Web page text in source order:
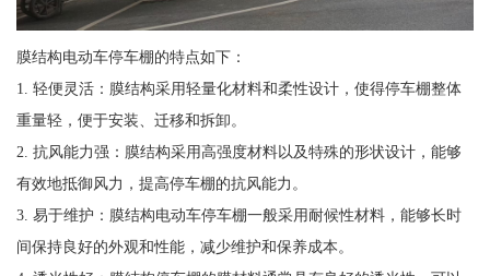
膜结构电动车停车棚的特点如下：
1. 轻便灵活：膜结构采用轻量化材料和柔性设计，使得停车棚整体
重量轻，便于安装、迁移和拆卸。
2. 抗风能力强：膜结构采用高强度材料以及特殊的形状设计，能够
有效地抵御风力，提高停车棚的抗风能力。
3. 易于维护：膜结构电动车停车棚一般采用耐候性材料，能够长时
间保持良好的外观和性能，减少维护和保养成本。